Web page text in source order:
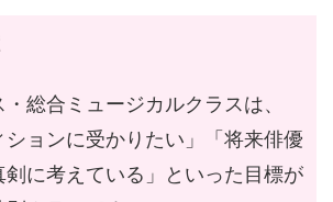
総合ミュージカルクラスは、
ションに受かりたい」「将来俳優
剣に考えている」といった目標が